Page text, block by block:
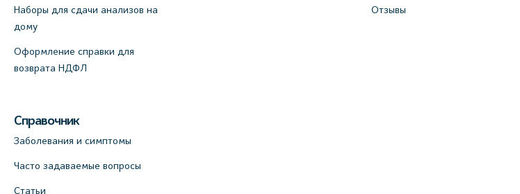
Наборы для сдачи анализов на
дому
Оформление справки для
возврата НДФЛ
Справочник
Заболевания и симптомы
Часто задаваемые вопросы
Статьи
Отзывы